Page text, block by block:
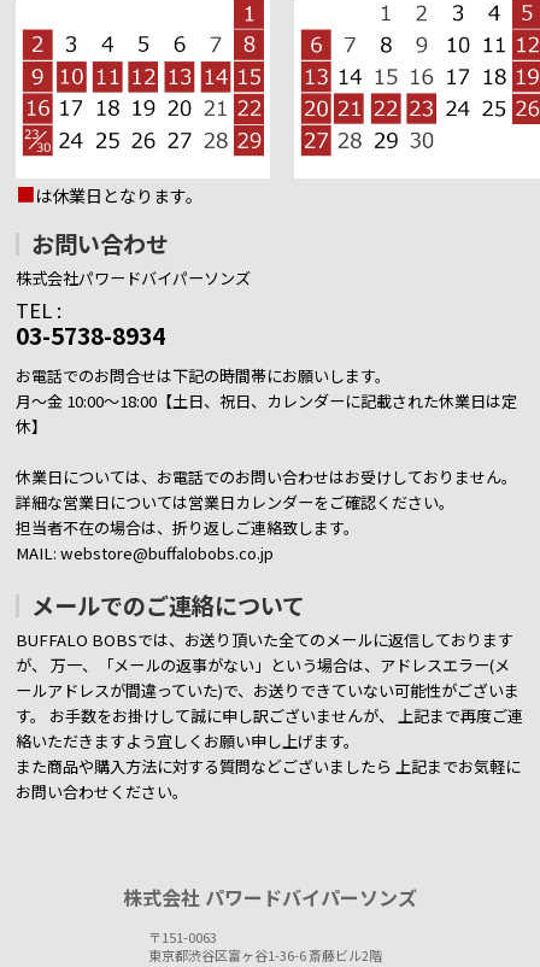
■は休業日となります。
お問い合わせ
株式会社パワードバイパーソンズ
TEL :
03-5738-8934
お電話でのお問合せは下記の時間帯にお願いします。
月～金 10:00～18:00【土日、祝日、カレンダーに記載された休業日は定
休】
休業日については、お電話でのお問い合わせはお受けしておりません。
詳細な営業日については営業日カレンダーをご確認ください。
担当者不在の場合は、折り返しご連絡致します。
MAIL: webstore@buffalobobs.co.jp
メールでのご連絡について
BUFFALO BOBSでは、お送り頂いた全てのメールに返信しております
が、 万一、「メールの返事がない」という場合は、アドレスエラー(メ
ールアドレスが間違っていた)で、お送りできていない可能性がございま
す。 お手数をお掛けして誠に申し訳ございませんが、 上記まで再度ご連
絡いただきますよう宜しくお願い申し上げます。
また商品や購入方法に対する質問などございましたら上記までお気軽に
お問い合わせください。
株式会社 パワードバイパーソンズ
〒151-0063
東京都渋谷区富ヶ谷1-36-6 斎藤ビル2階